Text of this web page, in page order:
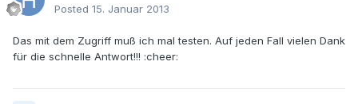
Posted 15. Januar 2013
Das mit dem Zugriff muß ich mal testen. Auf jeden Fall vielen Dank
für die schnelle Antwort!!! :cheer: